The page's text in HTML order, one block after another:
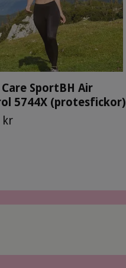
SportBH Air
5744X (protesfickor)
kr